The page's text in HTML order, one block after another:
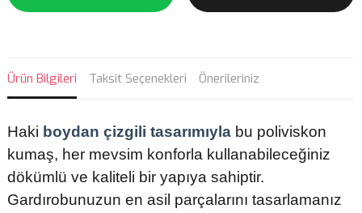
Ürün Bilgileri Taksit Seçenekleri Önerileriniz
Haki boydan çizgili tasarımıyla bu poliviskon
kumaş, her mevsim konforla kullanabileceğiniz
dökümlü ve kaliteli bir yapıya sahiptir.
Gardırobunuzun en asil parçalarını tasarlamanız